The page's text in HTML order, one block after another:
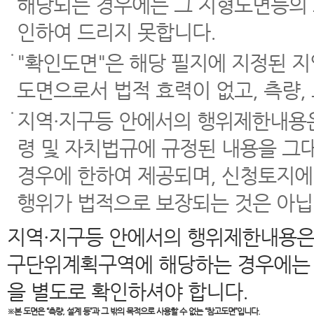
해당되는 경우에는 그 지형도면등
인하여 드리지 못합니다.
"확인도면"은 해당 필지에 지정된
도면으로서 법적 효력이 없고, 측량
지역·지구등 안에서의 행위제한내
령 및 자치법규에 규정된 내용을 그
경우에 한하여 제공되며, 신청토지
행위가 법적으로 보장되는 것은 아
지역·지구등 안에서의 행위제한내용
구단위계획구역에 해당하는 경우에
을 별도로 확인하셔야 합니다.
※본 도면은“측량, 설계 등”과 그 밖의 목적으로 사용할 수 없는 “참고도면”입니다.